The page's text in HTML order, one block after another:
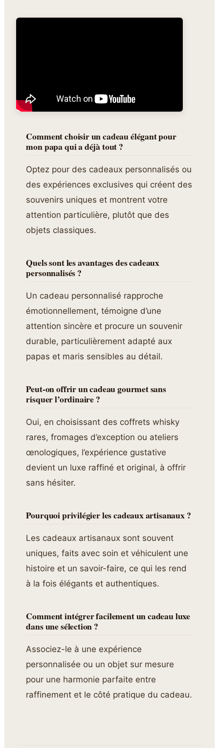
Comment choisir un cadeau élégant pour
mon papa qui a déjà tout ?
Optez pour des cadeaux personnalisés ou
des expériences exclusives qui créent des
souvenirs uniques et montrent votre
attention particulière, plutôt que des
objets classiques.
Quels sont les avantages des cadeaux
personnalisés ?
Un cadeau personnalisé rapproche
émotionnellement, témoigne d’une
attention sincère et procure un souvenir
durable, particulièrement adapté aux
papas et maris sensibles au détail.
Peut-on offrir un cadeau gourmet sans
risquer l’ordinaire ?
Oui, en choisissant des coffrets whisky
rares, fromages d’exception ou ateliers
œnologiques, l’expérience gustative
devient un luxe raffiné et original, à offrir
sans hésiter.
Pourquoi privilégier les cadeaux artisanaux ?
Les cadeaux artisanaux sont souvent
uniques, faits avec soin et véhiculent une
histoire et un savoir-faire, ce qui les rend
à la fois élégants et authentiques.
Comment intégrer facilement un cadeau luxe
dans une sélection ?
Associez-le à une expérience
personnalisée ou un objet sur mesure
pour une harmonie parfaite entre
raffinement et le côté pratique du cadeau.